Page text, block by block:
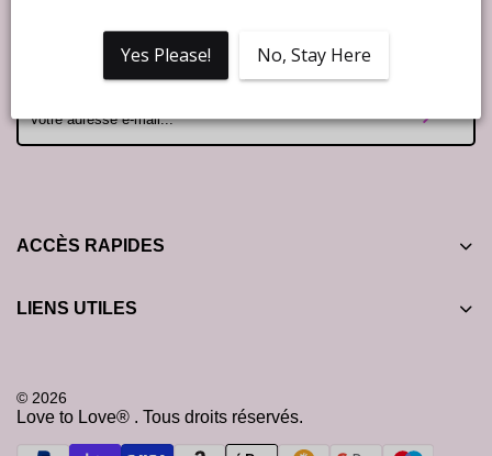
Rejoins notre Love to Love newsletter et profite de 10% de
réduction sur ta première commande ! ❤️
ACCÈS RAPIDES
LIENS UTILES
© 2026
Love to Love® . Tous droits réservés.
Yes Please! No, Stay Here